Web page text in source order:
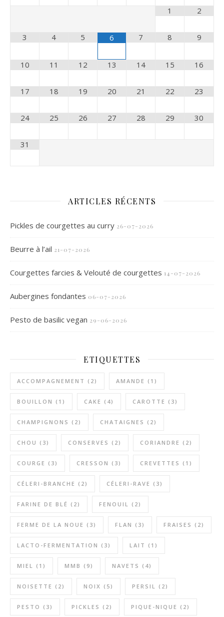
1
2
3 4 5 6 7 8 9
10 11 12 13 14 15 16
17 18 19 20 21 22 23
24 25 26 27 28 29 30
31
ARTICLES RÉCENTS
Pickles de courgettes au curry 26-07-2026
Beurre à l’ail 21-07-2026
Courgettes farcies & Velouté de courgettes 14-07-2026
Aubergines fondantes 06-07-2026
Pesto de basilic vegan 29-06-2026
ETIQUETTES
ACCOMPAGNEMENT (2) AMANDE (1)
BOUILLON (1) CAKE (4) CAROTTE (3)
CHAMPIGNONS (2) CHATAIGNES (2)
CHOU (3) CONSERVES (2) CORIANDRE (2)
COURGE (3) CRESSON (3) CREVETTES (1)
CÉLERI-BRANCHE (2) CÉLERI-RAVE (3)
FARINE DE BLÉ (2) FENOUIL (2)
FERME DE LA NOUE (3) FLAN (3) FRAISES (2)
LACTO-FERMENTATION (3) LAIT (1)
MIEL (1) MMB (9) NAVETS (4)
NOISETTE (2) NOIX (5) PERSIL (2)
PESTO (3) PICKLES (2) PIQUE-NIQUE (2)